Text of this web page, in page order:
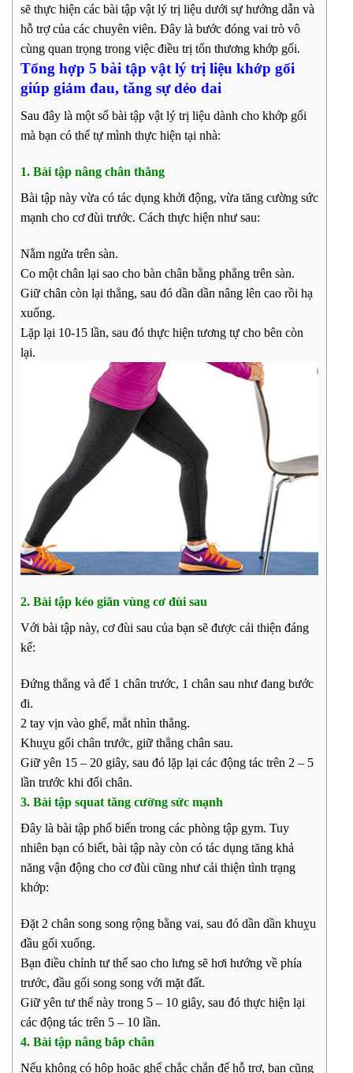
sẽ thực hiện các bài tập vật lý trị liệu dưới sự hướng dẫn và
hỗ trợ của các chuyên viên. Đây là bước đóng vai trò vô
cùng quan trọng trong việc điều trị tổn thương khớp gối.
Tổng hợp 5 bài tập vật lý trị liệu khớp gối
giúp giảm đau, tăng sự dẻo dai
Sau đây là một số bài tập vật lý trị liệu dành cho khớp gối
mà bạn có thể tự mình thực hiện tại nhà:
1. Bài tập nâng chân thẳng
Bài tập này vừa có tác dụng khởi động, vừa tăng cường sức
mạnh cho cơ đùi trước. Cách thực hiện như sau:
Nằm ngửa trên sàn.
Co một chân lại sao cho bàn chân bằng phẳng trên sàn.
Giữ chân còn lại thẳng, sau đó dần dần nâng lên cao rồi hạ
xuống.
Lặp lại 10-15 lần, sau đó thực hiện tương tự cho bên còn
lại.
2. Bài tập kéo giãn vùng cơ đùi sau
Với bài tập này, cơ đùi sau của bạn sẽ được cải thiện đáng
kể:
Đứng thẳng và để 1 chân trước, 1 chân sau như đang bước
đi.
2 tay vịn vào ghế, mắt nhìn thẳng.
Khuỵu gối chân trước, giữ thẳng chân sau.
Giữ yên 15 – 20 giây, sau đó lặp lại các động tác trên 2 – 5
lần trước khi đổi chân.
3. Bài tập squat tăng cường sức mạnh
Đây là bài tập phổ biến trong các phòng tập gym. Tuy
nhiên bạn có biết, bài tập này còn có tác dụng tăng khả
năng vận động cho cơ đùi cũng như cải thiện tình trạng
khớp:
Đặt 2 chân song song rộng bằng vai, sau đó dần dần khuỵu
đầu gối xuống.
Bạn điều chỉnh tư thế sao cho lưng sẽ hơi hướng về phía
trước, đầu gối song song với mặt đất.
Giữ yên tư thế này trong 5 – 10 giây, sau đó thực hiện lại
các động tác trên 5 – 10 lần.
4. Bài tập nâng bắp chân
Nếu không có hộp hoặc ghế chắc chắn để hỗ trợ, bạn cũng